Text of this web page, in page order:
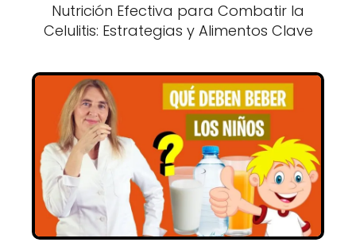
Nutrición Efectiva para Combatir la
Celulitis: Estrategias y Alimentos Clave